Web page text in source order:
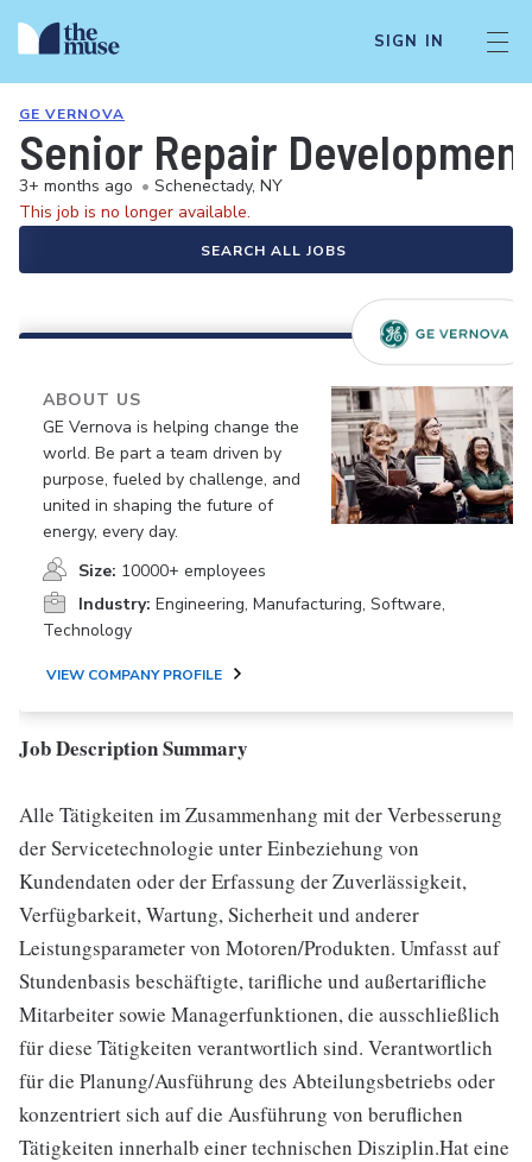
SIGN IN
GE VERNOVA
Senior Repair
3+ months ago • Schenectady, NY
This job is no longer available.
SEARCH ALL JOBS
ABOUT US
GE Vernova is helping change the
world. Be part a team driven by
purpose, fueled by challenge, and
united in shaping the future of
energy, every day.
Size: 10000+ employees
Industry: Engineering, Manufacturing, Software,
Technology
VIEW COMPANY PROFILE
Job Description Summary
Alle Tätigkeiten im Zusammenhang mit der Verbesserung
der Servicetechnologie unter Einbeziehung von
Kundendaten oder der Erfassung der Zuverlässigkeit,
Verfügbarkeit, Wartung, Sicherheit und anderer
Leistungsparameter von Motoren/Produkten. Umfasst auf
Stundenbasis beschäftigte, tarifliche und außertarifliche
Mitarbeiter sowie Managerfunktionen, die ausschließlich
für diese Tätigkeiten verantwortlich sind. Verantwortlich
für die Planung/Ausführung des Abteilungsbetriebs oder
konzentriert sich auf die Ausführung von beruflichen
Tätigkeiten innerhalb einer technischen Disziplin.Hat eine